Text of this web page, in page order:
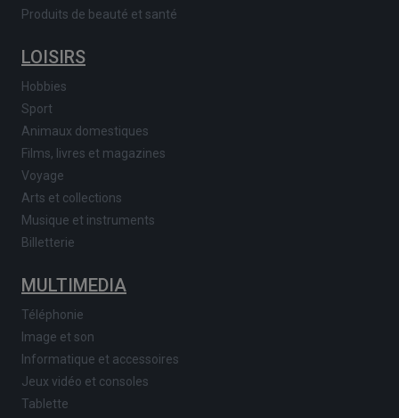
Produits de beauté et santé
LOISIRS
Hobbies
Sport
Animaux domestiques
Films, livres et magazines
Voyage
Arts et collections
Musique et instruments
Billetterie
MULTIMEDIA
Téléphonie
Image et son
Informatique et accessoires
Jeux vidéo et consoles
Tablette